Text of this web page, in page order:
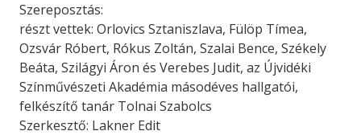
Szereposztás:
részt vettek: Orlovics Sztaniszlava, Fülöp Tímea,
Ozsvár Róbert, Rókus Zoltán, Szalai Bence, Székely
Beáta, Szilágyi Áron és Verebes Judit, az Újvidéki
Színművészeti Akadémia másodéves hallgatói,
felkészítő tanár Tolnai Szabolcs
Szerkesztő: Lakner Edit